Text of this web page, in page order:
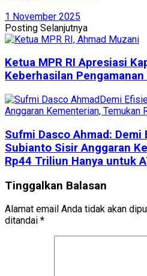
1 November 2025
Posting Selanjutnya
Ketua MPR RI Apresiasi
Keberhasilan
Sufmi Dasco Ahmad:
Subianto Sisir Anggaran
Rp44 Triliun Hanya untuk
Tinggalkan Balasan
Alamat email Anda tidak akan
ditandai *